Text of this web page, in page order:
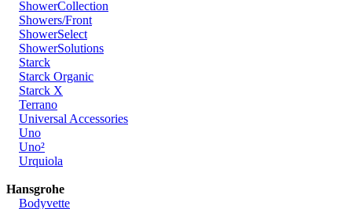
ShowerCollection
Showers/Front
ShowerSelect
ShowerSolutions
Starck
Starck Organic
Starck X
Terrano
Universal Accessories
Uno
Uno²
Urquiola
Hansgrohe
Bodyvette